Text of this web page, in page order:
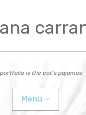
is the cat’s pajamas
Menü